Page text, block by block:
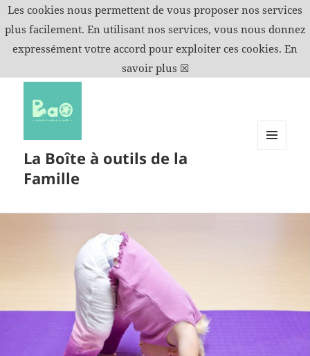
La Boîte à outils de la
Famille
Les cookies nous permettent de vous proposer nos services
plus facilement. En utilisant nos services, vous nous donnez
expressément votre accord pour exploiter ces cookies. En
savoir plus ☒